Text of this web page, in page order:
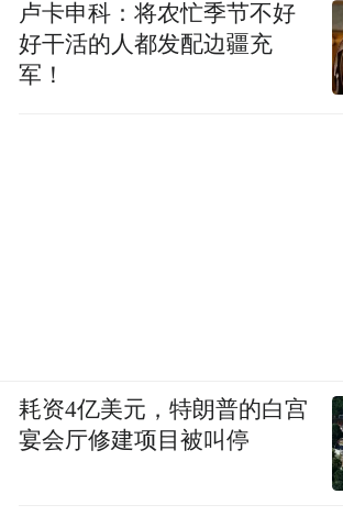
卢卡申科：将农忙季节不好
好干活的人都发配边疆充
军！
耗资4亿美元，特朗普的白宫
宴会厅修建项目被叫停